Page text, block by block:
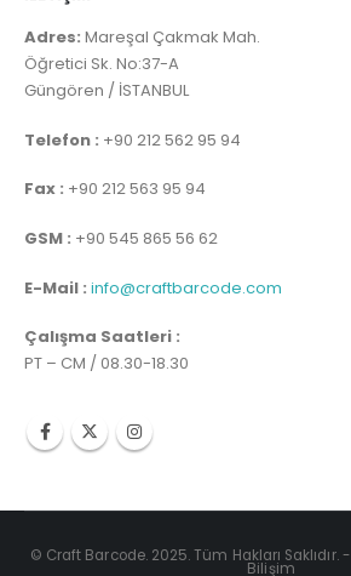
Adres: Mareşal Çakmak Mah.
Öğretici Sk. No:37-A
Güngören / İSTANBUL
Telefon : +90 212 562 95 94
Fax : +90 212 563 95 94
GSM : +90 545 865 56 62
E-Mail : info@craftbarcode.com
Çalışma Saatleri :
PT – CM / 08.30-18.30
© Craft Barcode. 2025. Tüm Hakları Saklıdır. -
Bilişim